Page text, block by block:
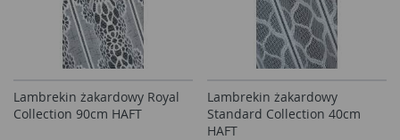
Lambrekin żakardowy Royal
Collection 90cm HAFT
Lambrekin żakardowy
Standard Collection 40cm
HAFT